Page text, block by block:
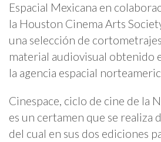
Espacial Mexicana en
la Houston Cinema Arts
una selección de
material audiovisual obtenido
la agencia espacial
Cinespace, ciclo de cine de la
es un certamen que se realiza
del cual en sus dos ediciones